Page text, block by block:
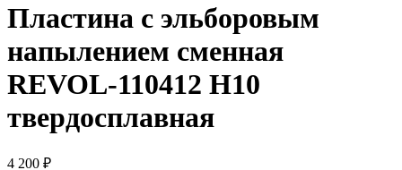
Пластина с эльборовым
напылением сменная
REVOL-110412 Н10
твердосплавная
4 200 ₽